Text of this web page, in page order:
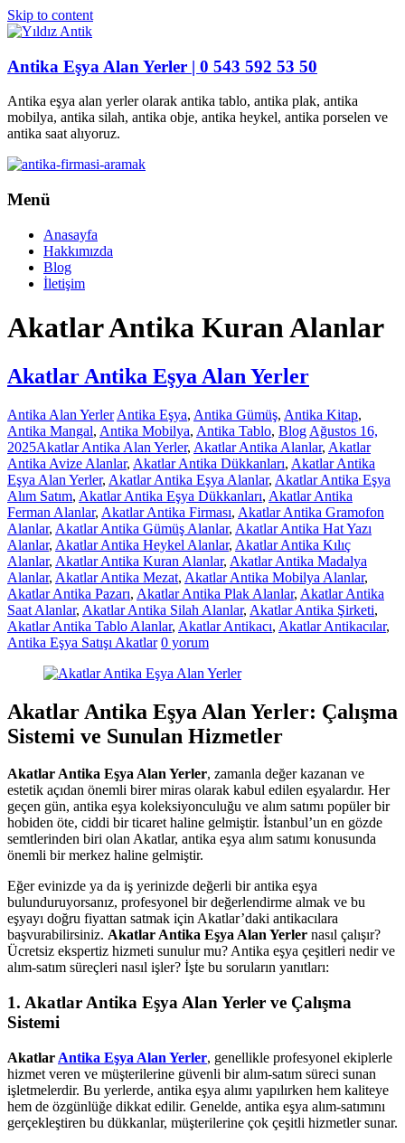
Skip to content
Antika Eşya Alan Yerler | 0 543 592 53 50
Antika eşya alan yerler olarak antika tablo, antika plak, antika
mobilya, antika silah, antika obje, antika heykel, antika porselen ve
antika saat alıyoruz.
Menü
Anasayfa
Hakkımızda
Blog
İletişim
Akatlar Antika Kuran Alanlar
Akatlar Antika Eşya Alan Yerler
Antika Alan Yerler Antika Eşya, Antika Gümüş, Antika Kitap,
Antika Mangal, Antika Mobilya, Antika Tablo, Blog Ağustos 16,
2025Akatlar Antika Alan Yerler, Akatlar Antika Alanlar, Akatlar
Antika Avize Alanlar, Akatlar Antika Dükkanları, Akatlar Antika
Eşya Alan Yerler, Akatlar Antika Eşya Alanlar, Akatlar Antika Eşya
Alım Satım, Akatlar Antika Eşya Dükkanları, Akatlar Antika
Ferman Alanlar, Akatlar Antika Firması, Akatlar Antika Gramofon
Alanlar, Akatlar Antika Gümüş Alanlar, Akatlar Antika Hat Yazı
Alanlar, Akatlar Antika Heykel Alanlar, Akatlar Antika Kılıç
Alanlar, Akatlar Antika Kuran Alanlar, Akatlar Antika Madalya
Alanlar, Akatlar Antika Mezat, Akatlar Antika Mobilya Alanlar,
Akatlar Antika Pazarı, Akatlar Antika Plak Alanlar, Akatlar Antika
Saat Alanlar, Akatlar Antika Silah Alanlar, Akatlar Antika Şirketi,
Akatlar Antika Tablo Alanlar, Akatlar Antikacı, Akatlar Antikacılar,
Antika Eşya Satışı Akatlar 0 yorum
Akatlar Antika Eşya Alan Yerler: Çalışma
Sistemi ve Sunulan Hizmetler
Akatlar Antika Eşya Alan Yerler, zamanla değer kazanan ve
estetik açıdan önemli birer miras olarak kabul edilen eşyalardır. Her
geçen gün, antika eşya koleksiyonculuğu ve alım satımı popüler bir
hobiden öte, ciddi bir ticaret haline gelmiştir. İstanbul’un en gözde
semtlerinden biri olan Akatlar, antika eşya alım satımı konusunda
önemli bir merkez haline gelmiştir.
Eğer evinizde ya da iş yerinizde değerli bir antika eşya
bulunduruyorsanız, profesyonel bir değerlendirme almak ve bu
eşyayı doğru fiyattan satmak için Akatlar’daki antikacılara
başvurabilirsiniz. Akatlar Antika Eşya Alan Yerler nasıl çalışır?
Ücretsiz ekspertiz hizmeti sunulur mu? Antika eşya çeşitleri nedir ve
alım-satım süreçleri nasıl işler? İşte bu soruların yanıtları:
1. Akatlar Antika Eşya Alan Yerler ve Çalışma
Sistemi
Akatlar Antika Eşya Alan Yerler, genellikle profesyonel ekiplerle
hizmet veren ve müşterilerine güvenli bir alım-satım süreci sunan
işletmelerdir. Bu yerlerde, antika eşya alımı yapılırken hem kaliteye
hem de özgünlüğe dikkat edilir. Genelde, antika eşya alım-satımını
gerçekleştiren bu dükkanlar, müşterilerine çok çeşitli hizmetler sunar.